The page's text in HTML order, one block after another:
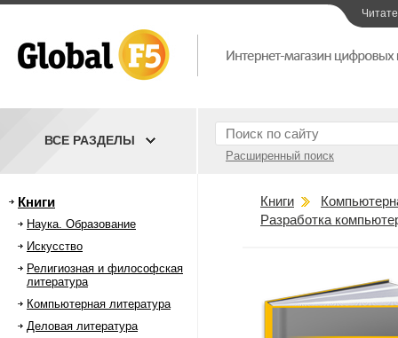
Расширенный поиск
ВСЕ РАЗДЕЛЫ
Книги
Наука. Образование
Искусство
Религиозная и философская
литература
Компьютерная литература
Деловая литература
Книги
Разработка